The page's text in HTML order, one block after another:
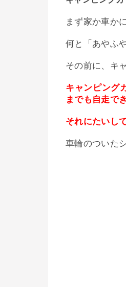
まず家か車か
何と「あやふ
その前に、キ
キャンピング
までも自走で
それにたいし
車輪のついた